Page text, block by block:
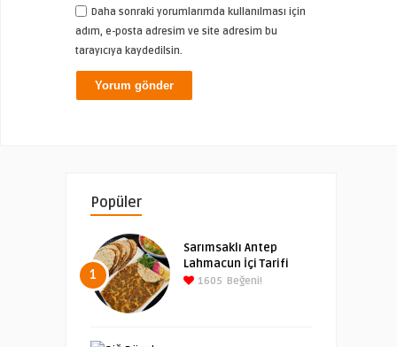
Daha sonraki yorumlarımda kullanılması için
adım, e-posta adresim ve site adresim bu
tarayıcıya kaydedilsin.
Popüler
1
Sarımsaklı Antep
Lahmacun İçi Tarifi
1605 Beğeni!